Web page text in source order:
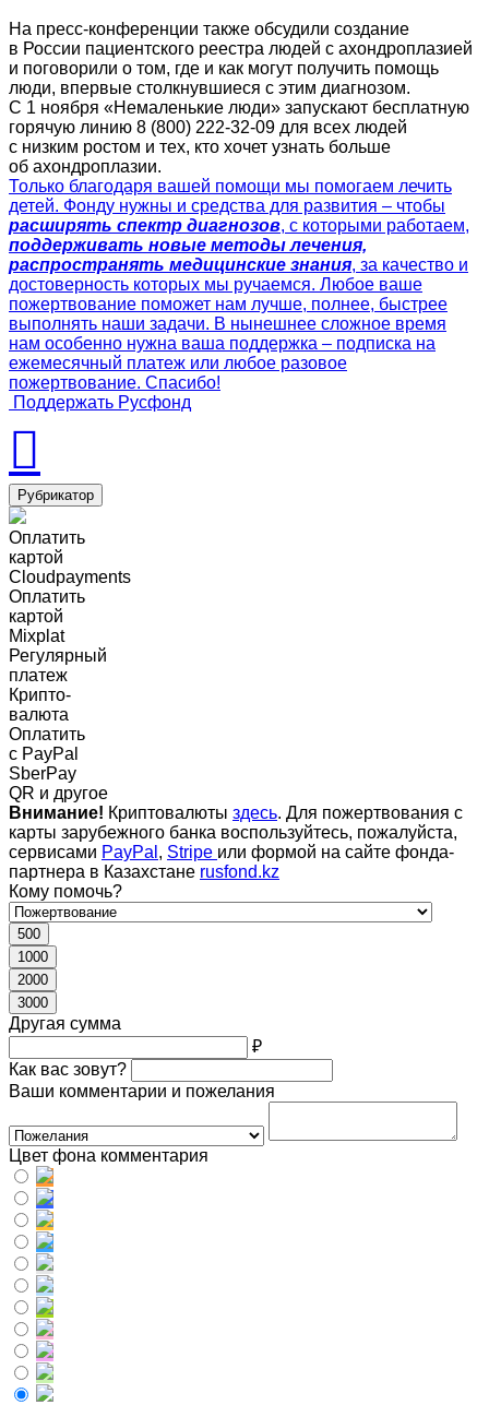
На пресс-конференции также обсудили создание
в России пациентского реестра людей с ахондроплазией
и поговорили о том, где и как могут получить помощь
люди, впервые столкнувшиеся с этим диагнозом.
С 1 ноября «Немаленькие люди» запускают бесплатную
горячую линию 8 (800) 222-32-09 для всех людей
с низким ростом и тех, кто хочет узнать больше
об ахондроплазии.
Только благодаря вашей помощи мы помогаем лечить
детей. Фонду нужны и средства для развития – чтобы
расширять спектр диагнозов, с которыми работаем,
поддерживать новые методы лечения,
распространять медицинские знания, за качество и
достоверность которых мы ручаемся. Любое ваше
пожертвование поможет нам лучше, полнее, быстрее
выполнять наши задачи. В нынешнее сложное время
нам особенно нужна ваша поддержка – подписка на
ежемесячный платеж или любое разовое
пожертвование. Спасибо!
Поддержать Русфонд
Рубрикатор
Оплатить
картой
Cloudpayments
Оплатить
картой
Mixplat
Регулярный
платеж
Крипто-
валюта
Оплатить
c PayPal
SberPay
QR и другое
Внимание! Криптовалюты здесь. Для пожертвования с
карты зарубежного банка воспользуйтесь, пожалуйста,
сервисами PayPal , Stripe или формой на сайте фонда-
партнера в Казахстане rusfond.kz
Кому помочь?
500
1000
2000
3000
Другая сумма
₽
Как вас зовут?
Ваши комментарии и пожелания
Цвет фона комментария